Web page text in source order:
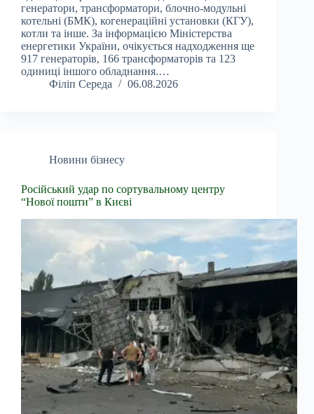
генератори, трансформатори, блочно-модульні
котельні (БМК), когенераційні установки (КГУ),
котли та інше. За інформацією Міністерства
енергетики України, очікується надходження ще
917 генераторів, 166 трансформаторів та 123
одиниці іншого обладнання.…
Філіп Середа
06.08.2026
Новини бізнесу
Російський удар по сортувальному центру
“Нової пошти” в Києві